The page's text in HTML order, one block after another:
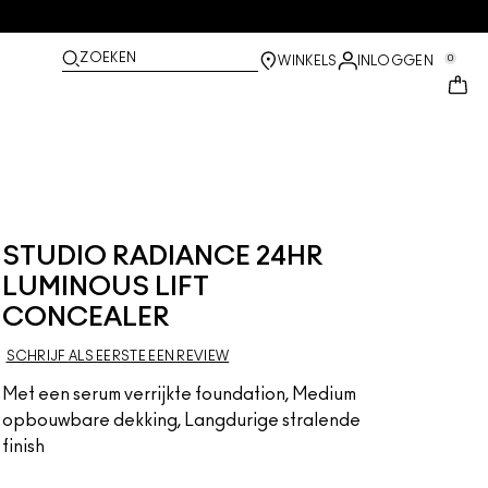
ZOEKEN WINKELS INLOGGEN 0
STUDIO RADIANCE 24HR
LUMINOUS LIFT
CONCEALER
SCHRIJF ALS EERSTE EEN REVIEW
Met een serum verrijkte foundation, Medium
opbouwbare dekking, Langdurige stralende
finish